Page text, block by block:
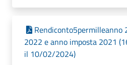
2022 e anno imposta 2021
il 10/02/2024)